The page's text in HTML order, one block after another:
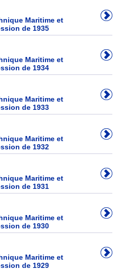
Maritime et
de 1935
Maritime et
de 1934
Maritime et
de 1933
Maritime et
de 1932
Maritime et
de 1931
Maritime et
de 1930
Maritime et
de 1929